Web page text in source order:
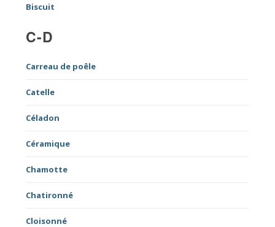
Biscuit
C-D
Carreau de poêle
Catelle
Céladon
Céramique
Chamotte
Chatironné
Cloisonné